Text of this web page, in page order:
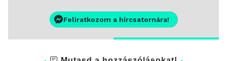
Feliratkozom a hírcsatornára!